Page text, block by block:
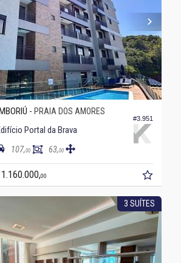
#3.951
- PRAIA DOS AMORES
Portal da Brava
107,00 63,00
1.160.000,00
3 SUÍTES